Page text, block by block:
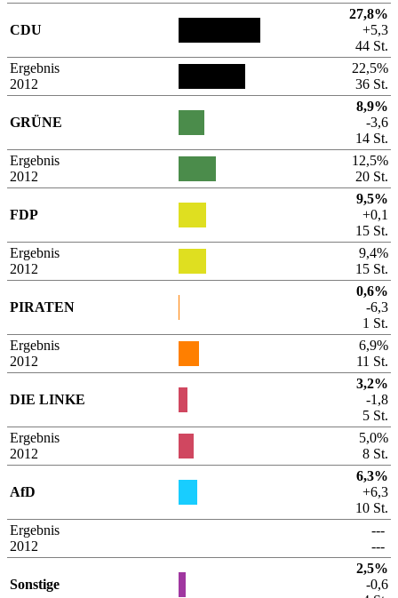
CDU
27,8%
+5,3
44 St.
Ergebnis
2012
22,5%
36 St.
GRÜNE
8,9%
-3,6
14 St.
Ergebnis
2012
12,5%
20 St.
FDP
9,5%
+0,1
15 St.
Ergebnis
2012
9,4%
15 St.
PIRATEN
0,6%
-6,3
1 St.
Ergebnis
2012
6,9%
11 St.
DIE LINKE
3,2%
-1,8
5 St.
Ergebnis
2012
5,0%
8 St.
AfD
6,3%
+6,3
10 St.
Ergebnis
2012
---
---
Sonstige
2,5%
-0,6